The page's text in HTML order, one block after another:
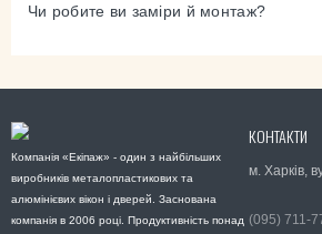
Чи робите ви заміри й монтаж?
Компанія «Екіпаж» - один з найбільших
виробників металопластикових та
алюмінієвих вікон і дверей. Заснована
компанія в 2006 році. Продуктивність понад
КОНТАКТИ
м. Харків,
(095) 711-